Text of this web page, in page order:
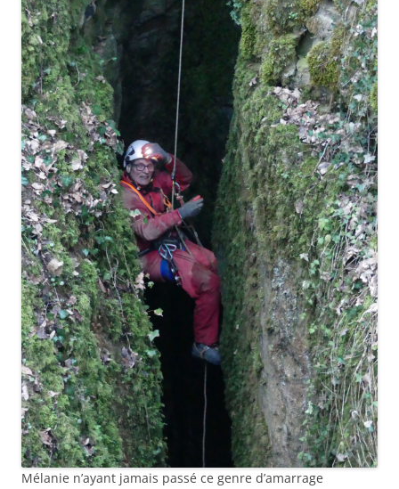
Mélanie n’ayant jamais passé ce genre d’amarrage